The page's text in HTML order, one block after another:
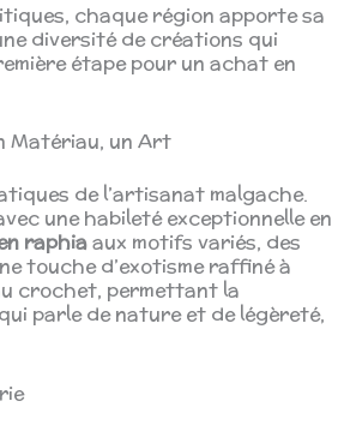
chaque région apporte sa
diversité de créations qui
étape pour un achat en
Matériau, un Art
de l’artisanat malgache.
une habileté exceptionnelle en
raphiaaux motifs variés, des
touche d’exotisme raffiné à
crochet, permettant la
parle de nature et de légèreté,